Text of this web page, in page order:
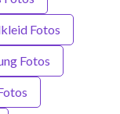
Fotos
Fotos